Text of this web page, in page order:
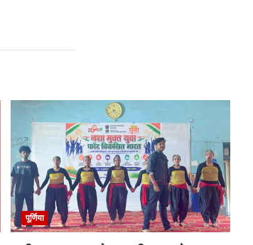
पूर्णिया